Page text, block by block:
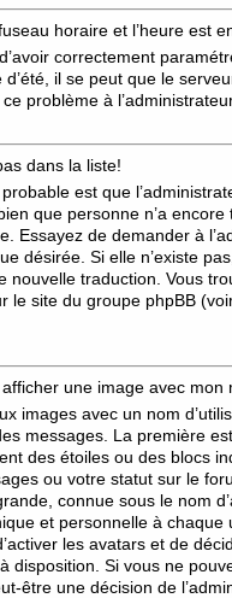
horaire et l’heure est
correctement
d’été, il se peut que le
problème à
dans la liste!
est que
que personne n’a encore
Essayez de demander à
désirée. Si elle n’existe
nouvelle traduction. Vous
le site du groupe phpBB
une image avec mon
images avec un nom
messages. La première
des étoiles ou des blocs
ou votre statut sur le
connue sous le nom
et personnelle à chaque
les avatars et de
disposition. Si vous ne
être une décision de